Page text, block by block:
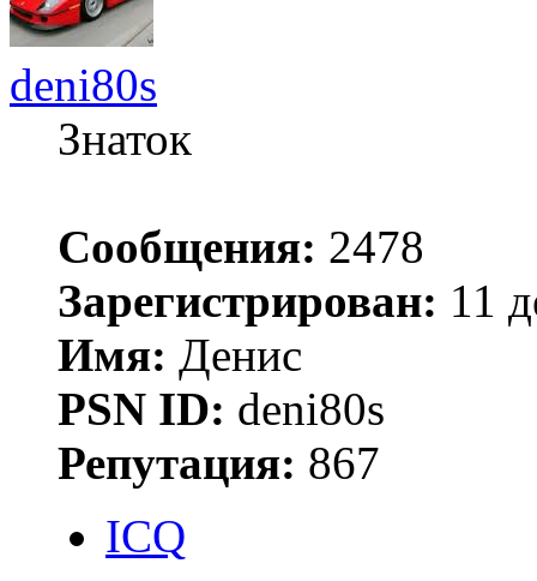
deni80s
Знаток
Сообщения: 2478
Зарегистрирован: 11
Имя: Денис
PSN ID: deni80s
Репутация: 867
ICQ